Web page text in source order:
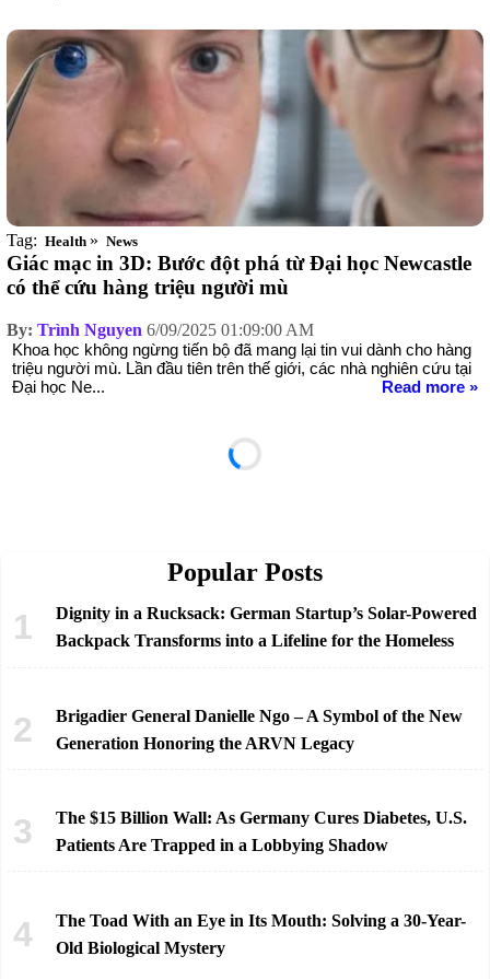
Tag: Health » News
Giác mạc in 3D: Bước đột phá từ Đại học Newcastle
có thể cứu hàng triệu người mù
By: Trình Nguyen 6/09/2025 01:09:00 AM
Khoa học không ngừng tiến bộ đã mang lại tin vui dành cho hàng
triệu người mù. Lần đầu tiên trên thế giới, các nhà nghiên cứu tại
Đại học Ne...
Read more »
Popular Posts
Dignity in a Rucksack: German Startup’s Solar-Powered
Backpack Transforms into a Lifeline for the Homeless
Brigadier General Danielle Ngo – A Symbol of the New
Generation Honoring the ARVN Legacy
The $15 Billion Wall: As Germany Cures Diabetes, U.S.
Patients Are Trapped in a Lobbying Shadow
The Toad With an Eye in Its Mouth: Solving a 30-Year-
Old Biological Mystery